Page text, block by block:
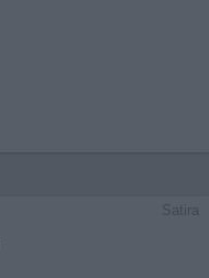
Satira